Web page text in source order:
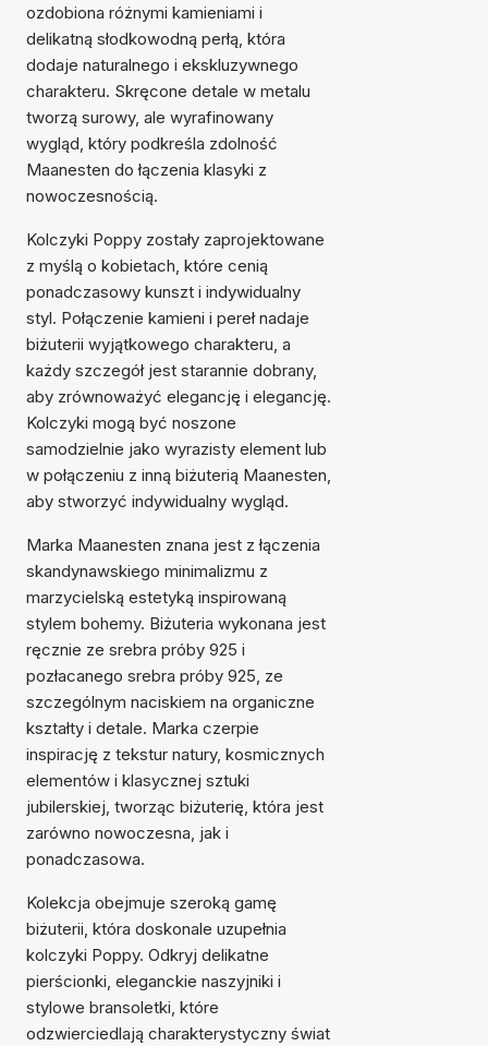
Przedmiot został dodany
do koszyka
ozdobiona różnymi kamieniami i
delikatną słodkowodną perłą, która
dodaje naturalnego i ekskluzywnego
charakteru. Skręcone detale w metalu
tworzą surowy, ale wyrafinowany
wygląd, który podkreśla zdolność
Maanesten do łączenia klasyki z
nowoczesnością.
Kolczyki Poppy zostały zaprojektowane
z myślą o kobietach, które cenią
ponadczasowy kunszt i indywidualny
styl. Połączenie kamieni i pereł nadaje
biżuterii wyjątkowego charakteru, a
każdy szczegół jest starannie dobrany,
aby zrównoważyć elegancję i elegancję.
Kolczyki mogą być noszone
samodzielnie jako wyrazisty element lub
w połączeniu z inną biżuterią Maanesten,
aby stworzyć indywidualny wygląd.
Marka Maanesten znana jest z łączenia
skandynawskiego minimalizmu z
marzycielską estetyką inspirowaną
stylem bohemy. Biżuteria wykonana jest
ręcznie ze srebra próby 925 i
pozłacanego srebra próby 925, ze
szczególnym naciskiem na organiczne
kształty i detale. Marka czerpie
inspirację z tekstur natury, kosmicznych
elementów i klasycznej sztuki
jubilerskiej, tworząc biżuterię, która jest
zarówno nowoczesna, jak i
ponadczasowa.
Kolekcja obejmuje szeroką gamę
biżuterii, która doskonale uzupełnia
kolczyki Poppy. Odkryj delikatne
pierścionki, eleganckie naszyjniki i
stylowe bransoletki, które
odzwierciedlają charakterystyczny świat